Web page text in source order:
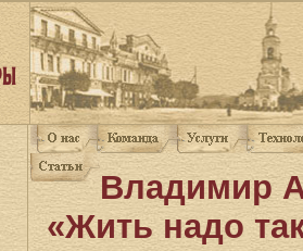
Владимир
«Жить надо